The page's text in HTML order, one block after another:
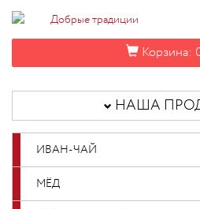
Корзина:
ИНФОРМАЦИЯ
КОНТАКТЫ
НОВИНКИ
НАША
ИВАН-ЧАЙ
МЁД